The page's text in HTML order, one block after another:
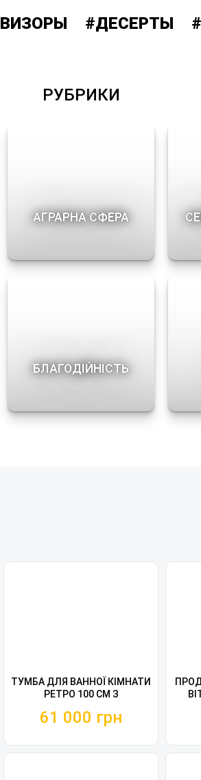
#ДЕСЕРТЫ
РУБРИКИ
АГРАРНА СФЕРА
БЛАГОДІЙНІСТЬ
ТУМБА ДЛЯ ВАННОЇ КІМНАТИ
РЕТРО 100 СМ З
61 000 грн